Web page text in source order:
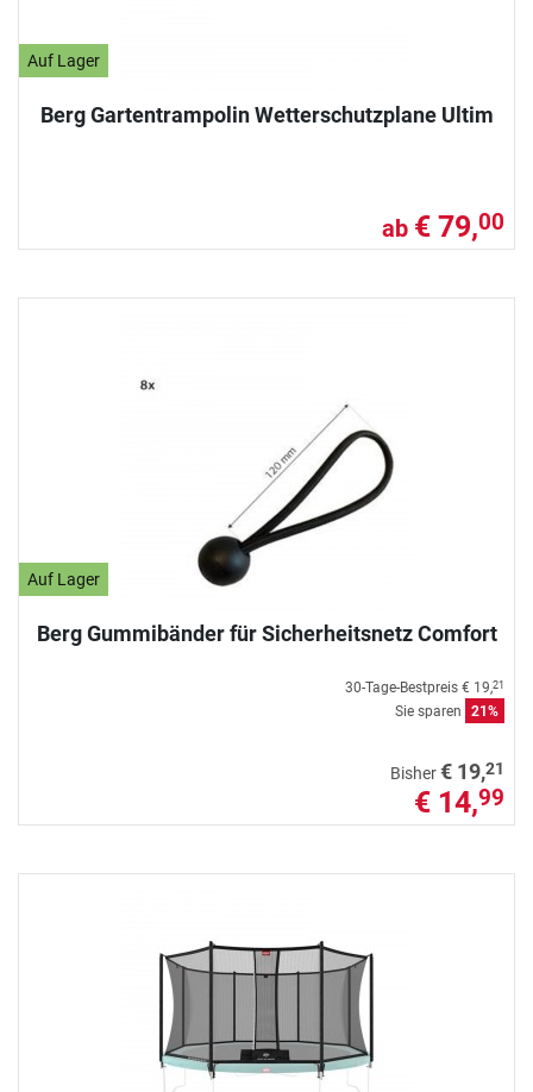
Auf Lager
Berg Gartentrampolin Wetterschutzplane Ultim
ab € 79,00
Auf Lager
Berg Gummibänder für Sicherheitsnetz Comfort
30-Tage-Bestpreis € 19,21
Sie sparen 21%
Bisher€ 19,21
€ 14,99